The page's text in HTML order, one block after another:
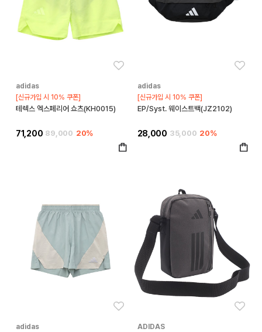
adidas
[신규가입 시 10% 쿠폰]
테렉스 엑스페리어 쇼츠(KH0015)
71,200 89,000 20%
adidas
[신규가입 시 10% 쿠폰]
EP/Syst. 웨이스트백(JZ2102)
28,000 35,000 20%
adidas
ADIDAS